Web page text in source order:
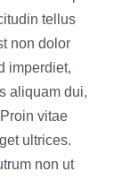
tellus
non dolor
imperdiet,
aliquam dui,
vitae
ultrices.
non ut